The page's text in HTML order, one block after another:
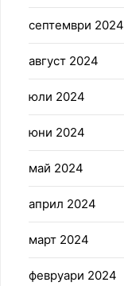
септември 2024
август 2024
юли 2024
юни 2024
май 2024
април 2024
март 2024
февруари 2024